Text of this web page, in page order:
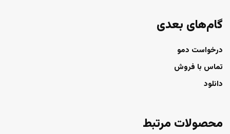
گام‌های بعدی
درخواست دمو
تماس با فروش
دانلود
محصولات مرتبط